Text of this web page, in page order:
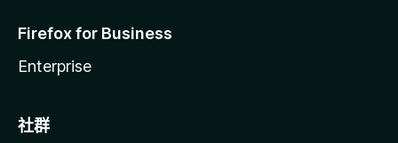
Firefox for Business
Enterprise
社群